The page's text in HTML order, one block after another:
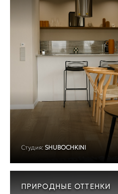
Студия: SHUBOCHKINI
ПРИРОДНЫЕ ОТТЕНКИ